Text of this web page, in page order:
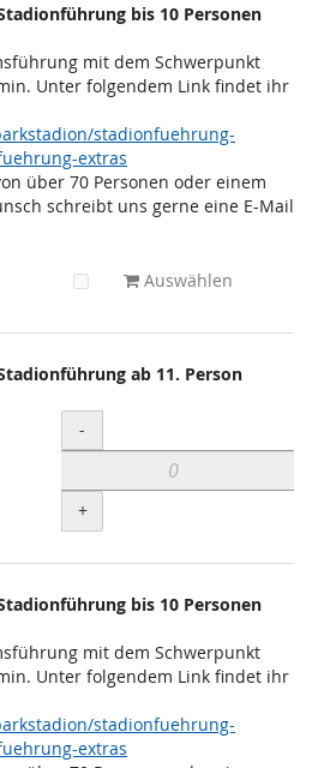
bis 10 Personen
mit dem Schwerpunkt
Unter folgendem Link findet ihr
stadionfuehrung-
extras
über 70 Personen oder einem
schreibt uns gerne eine E-Mail
Auswählen
ab 11. Person
Menge
-
+
bis 10 Personen
mit dem Schwerpunkt
Unter folgendem Link findet ihr
stadionfuehrung-
extras